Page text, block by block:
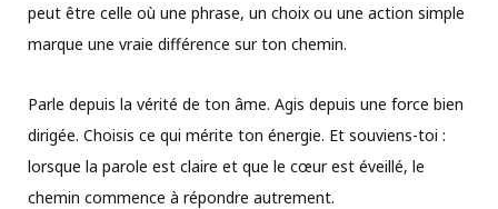
peut être celle où une phrase, un choix ou une action simple
marque une vraie différence sur ton chemin.
Parle depuis la vérité de ton âme. Agis depuis une force bien
dirigée. Choisis ce qui mérite ton énergie. Et souviens-toi :
lorsque la parole est claire et que le cœur est éveillé, le
chemin commence à répondre autrement.